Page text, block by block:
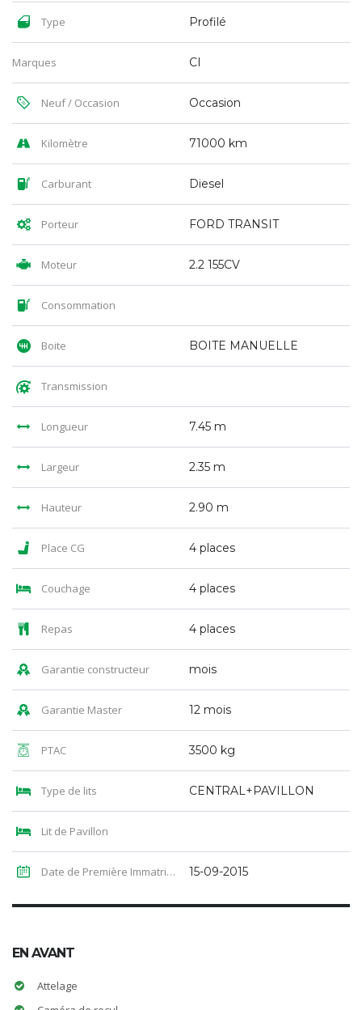
Type Profilé
Marques CI
Neuf / Occasion Occasion
Kilomètre 71000 km
Carburant Diesel
Porteur FORD TRANSIT
Moteur 2.2 155CV
Consommation
Boite BOITE MANUELLE
Transmission
Longueur 7.45 m
Largeur 2.35 m
Hauteur 2.90 m
Place CG 4 places
Couchage 4 places
Repas 4 places
Garantie constructeur mois
Garantie Master 12 mois
PTAC 3500 kg
Type de lits CENTRAL+PAVILLON
Lit de Pavillon
Date de Première Immatriculation 15-09-2015
EN AVANT
Attelage